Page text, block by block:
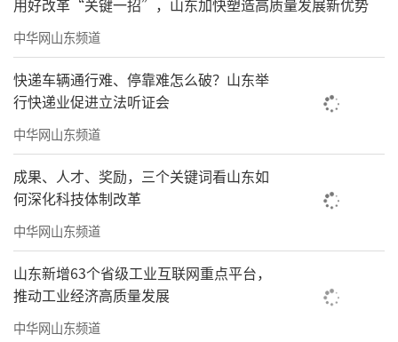
用好改革“关键一招”，山东加快塑造高质量发展新优势
中华网山东频道
快递车辆通行难、停靠难怎么破？山东举
行快递业促进立法听证会
中华网山东频道
成果、人才、奖励，三个关键词看山东如
何深化科技体制改革
中华网山东频道
山东新增63个省级工业互联网重点平台，
推动工业经济高质量发展
中华网山东频道